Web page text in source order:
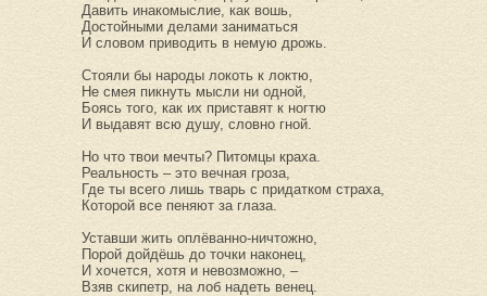
Давить инакомыслие, как вошь,
Достойными делами заниматься
И словом приводить в немую дрожь.
Стояли бы народы локоть к локтю,
Не смея пикнуть мысли ни одной,
Боясь того, как их приставят к ногтю
И выдавят всю душу, словно гной.
Но что твои мечты? Питомцы краха.
Реальность – это вечная гроза,
Где ты всего лишь тварь с придатком страха,
Которой все пеняют за глаза.
Уставши жить оплёванно-ничтожно,
Порой дойдёшь до точки наконец,
И хочется, хотя и невозможно, –
Взяв скипетр, на лоб надеть венец.